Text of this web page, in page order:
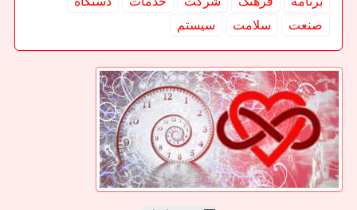
صنعت
سلامت سیستم